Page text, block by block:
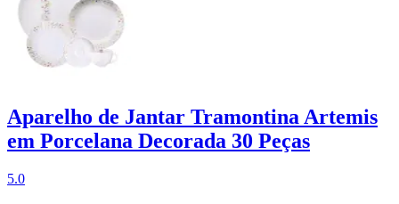
Aparelho de Jantar Tramontina Artemis
em Porcelana Decorada 30 Peças
5.0